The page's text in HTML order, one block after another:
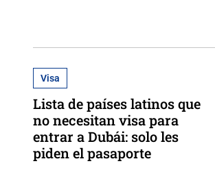
Visa
Lista de países latinos que
no necesitan visa para
entrar a Dubái: solo les
piden el pasaporte